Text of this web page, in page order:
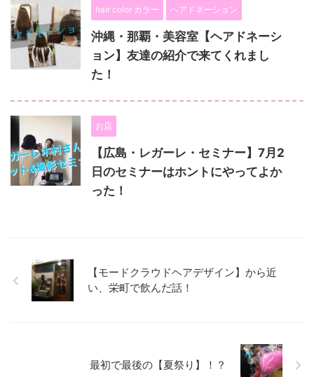
hair color カラー ヘアドネーション
沖縄・那覇・美容室【ヘアドネーシ
ョン】友達の紹介で来てくれまし
た！
お店
【広島・レガーレ・セミナー】7月2
日のセミナーはホントにやってよか
った！
【モードクラウドヘアデザイン】から近
い、栄町で飲んだ話！
最初で最後の【夏祭り】！？